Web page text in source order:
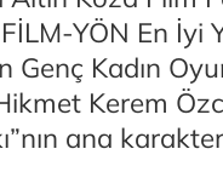
YÖN En İyi
Kadın
Kerem
ana